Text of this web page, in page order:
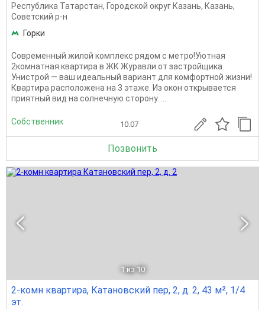
Республика Татарстан, Городской округ Казань, Казань,
Советский р-н
Горки
Современный жилой комплекс рядом с метро!Уютная
2комнатная квартира в ЖК Журавли от застройщика
Унистрой — ваш идеальный вариант для комфортной жизни!
Квартира расположена на 3 этаже. Из окон открывается
приятный вид на солнечную сторону. ...
Собственник 10.07
Позвонить
1 из 10
2-комн квартира, Катановский пер, 2, д. 2, 43 м², 1/4
эт.